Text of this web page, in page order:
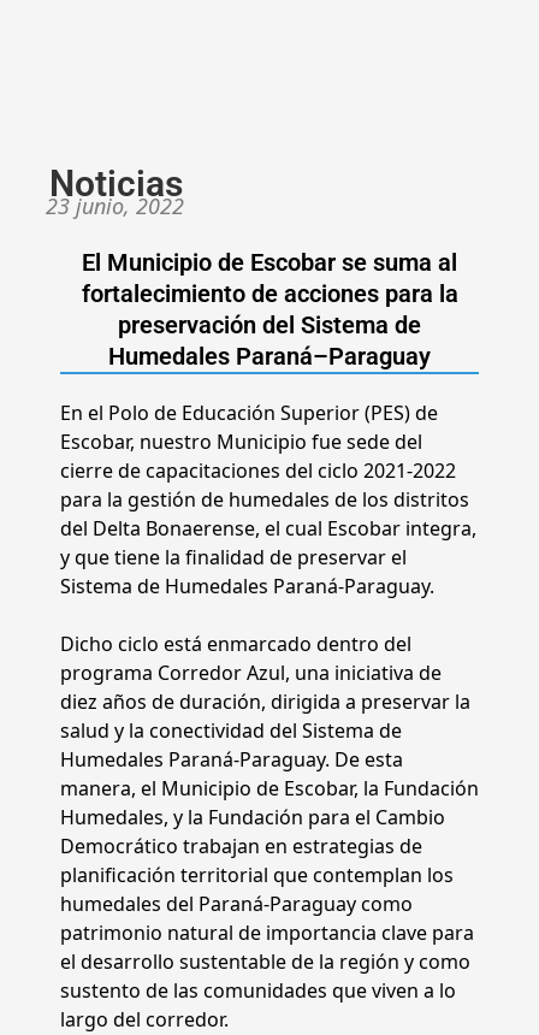
Noticias
23 junio, 2022
El Municipio de Escobar se suma al
fortalecimiento de acciones para la
preservación del Sistema de
Humedales Paraná–Paraguay
En el Polo de Educación Superior (PES) de
Escobar, nuestro Municipio fue sede del
cierre de capacitaciones del ciclo 2021-2022
para la gestión de humedales de los distritos
del Delta Bonaerense, el cual Escobar integra,
y que tiene la finalidad de preservar el
Sistema de Humedales Paraná-Paraguay.
Dicho ciclo está enmarcado dentro del
programa Corredor Azul, una iniciativa de
diez años de duración, dirigida a preservar la
salud y la conectividad del Sistema de
Humedales Paraná-Paraguay. De esta
manera, el Municipio de Escobar, la Fundación
Humedales, y la Fundación para el Cambio
Democrático trabajan en estrategias de
planificación territorial que contemplan los
humedales del Paraná-Paraguay como
patrimonio natural de importancia clave para
el desarrollo sustentable de la región y como
sustento de las comunidades que viven a lo
largo del corredor.